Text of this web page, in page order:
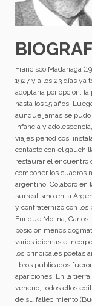
Francisco Madariaga
1927 y a los 23 días ya
adoptaría por opción,
hasta los 15 años.
aunque jamás se
infancia y
viajes periódicos,
contacto con el
restaurar el encuentro
componer los cuadros
argentino. Colaboró
surrealismo en la
y confraternizó con los
Enrique Molina,
posición menos
varios idiomas e
los principales poetas
libros publicados
apariciones, En la
veneno, todos ellos
de su fallecimiento